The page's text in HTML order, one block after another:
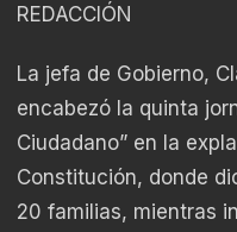
REDACCIÓN
La jefa de Gobierno,
encabezó la quinta
Ciudadano” en la
Constitución, donde
20 familias, mientras